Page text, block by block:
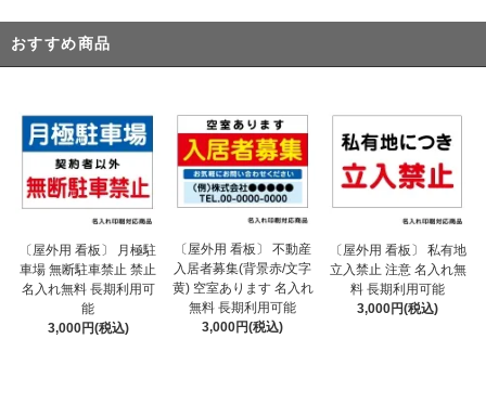
おすすめ商品
〔屋外用 看板〕 月極駐
車場 無断駐車禁止 禁止
名入れ無料 長期利用可
能
3,000円(税込)
〔屋外用 看板〕 不動産
入居者募集(背景赤/文字
黄) 空室あります 名入れ
無料 長期利用可能
3,000円(税込)
〔屋外用 看板〕 私有地
立入禁止 注意 名入れ無
料 長期利用可能
3,000円(税込)